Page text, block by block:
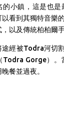
的小鎮，這是也
以看到其獨特音樂
以及傳統柏柏爾手
途經被Todra河切
Todra Gorge）。
餐並過夜。